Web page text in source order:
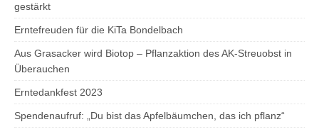
gestärkt
Erntefreuden für die KiTa Bondelbach
Aus Grasacker wird Biotop – Pflanzaktion des AK-Streuobst in
Überauchen
Erntedankfest 2023
Spendenaufruf: „Du bist das Apfelbäumchen, das ich pflanz“